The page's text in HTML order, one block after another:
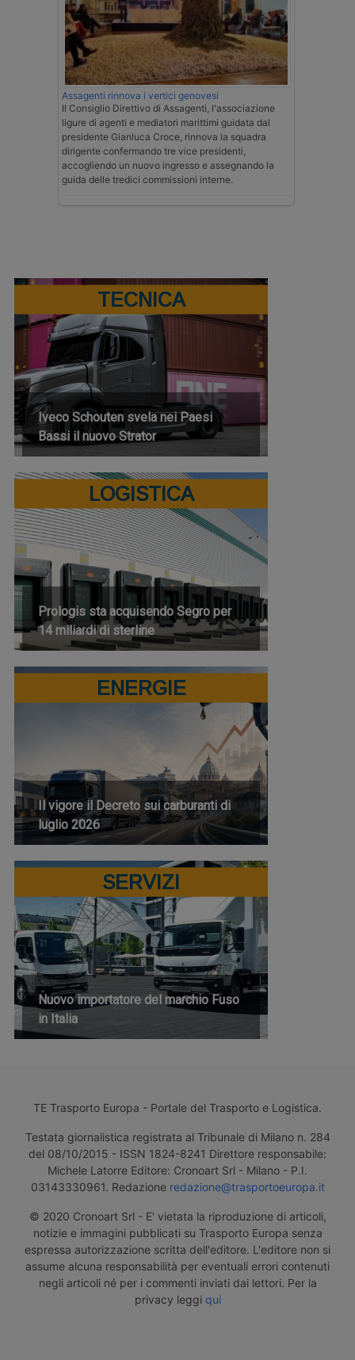
Assagenti rinnova i vertici genovesi
Il Consiglio Direttivo di Assagenti, l'associazione
ligure di agenti e mediatori marittimi guidata dal
presidente Gianluca Croce, rinnova la squadra
dirigente confermando tre vice presidenti,
accogliendo un nuovo ingresso e assegnando la
guida delle tredici commissioni interne.
TECNICA
Iveco Schouten svela nei Paesi
Bassi il nuovo Strator
LOGISTICA
Prologis sta acquisendo Segro per
14 miliardi di sterline
ENERGIE
Il vigore il Decreto sui carburanti di
luglio 2026
SERVIZI
Nuovo importatore del marchio Fuso
in Italia
TE Trasporto Europa - Portale del Trasporto e Logistica.
Testata giornalistica registrata al Tribunale di Milano n. 284
del 08/10/2015 - ISSN 1824-8241 Direttore responsabile:
Michele Latorre Editore: Cronoart Srl - Milano - P.I.
03143330961. Redazione redazione@trasportoeuropa.it
© 2020 Cronoart Srl - E' vietata la riproduzione di articoli,
notizie e immagini pubblicati su Trasporto Europa senza
espressa autorizzazione scritta dell'editore. L'editore non si
assume alcuna responsabilità per eventuali errori contenuti
negli articoli né per i commenti inviati dai lettori. Per la
privacy leggi qui